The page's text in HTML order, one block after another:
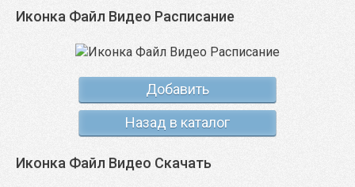
Иконка Файл Видео Расписание
Добавить
Назад в каталог
Иконка Файл Видео Скачать